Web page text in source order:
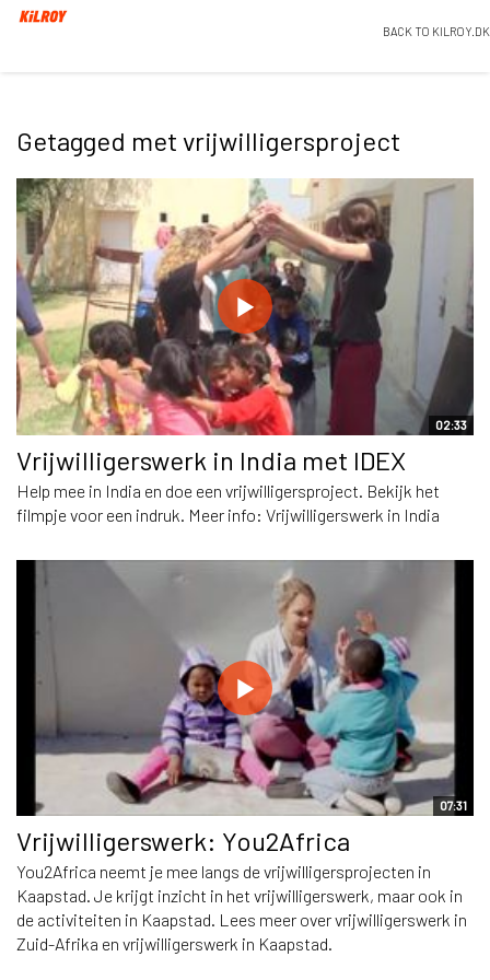
BACK TO KILROY.DK
Getagged met vrijwilligersproject
02:33
Vrijwilligerswerk in India met IDEX
Help mee in India en doe een vrijwilligersproject. Bekijk het
filmpje voor een indruk. Meer info: Vrijwilligerswerk in India
07:31
Vrijwilligerswerk: You2Africa
You2Africa neemt je mee langs de vrijwilligersprojecten in
Kaapstad. Je krijgt inzicht in het vrijwilligerswerk, maar ook in
de activiteiten in Kaapstad. Lees meer over vrijwilligerswerk in
Zuid-Afrika en vrijwilligerswerk in Kaapstad.